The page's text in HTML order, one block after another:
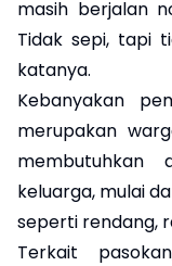
masih berjalan
Tidak sepi, tapi
katanya.
Kebanyakan
merupakan
membutuhkan
keluarga, mulai
seperti rendang,
Terkait